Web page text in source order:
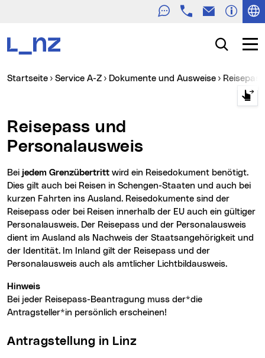
TelefonE-Mail
Suche
Sie sind hier:
Startseite Service A-Z Dokumente und Ausweise
Reisepass und
Personalausweis
Bei jedem Grenzübertritt wird ein Reisedokument benötigt.
Dies gilt auch bei Reisen in Schengen-Staaten und auch bei
kurzen Fahrten ins Ausland. Reisedokumente sind der
Reisepass oder bei Reisen innerhalb der EU auch ein gültiger
Personalausweis. Der Reisepass und der Personalausweis
dient im Ausland als Nachweis der Staatsangehörigkeit und
der Identität. Im Inland gilt der Reisepass und der
Personalausweis auch als amtlicher Lichtbildausweis.
Hinweis
Bei jeder Reisepass-Beantragung muss der*die
Antragsteller*in persönlich erscheinen!
Antragstellung in Linz